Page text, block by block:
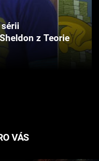
z Teorie
VÁS